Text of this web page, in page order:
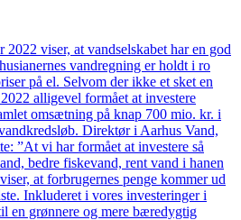
2022 viser, at vandselskabet har en god
vandregning er holdt i ro
på el. Selvom der ikke et sket en
alligevel formået at investere
omsætning på knap 700 mio. kr. i
Direktør i Aarhus Vand,
”At vi har formået at investere så
bedre fiskevand, rent vand i hanen
at forbrugernes penge kommer ud
Inkluderet i vores investeringer i
en grønnere og mere bæredygtig